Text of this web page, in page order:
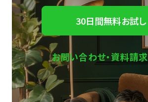
30日間無料お試し
お問い合わせ・資料請求